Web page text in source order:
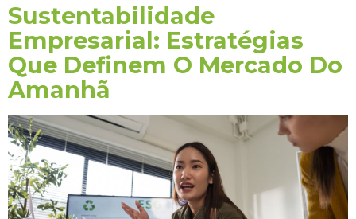
Sustentabilidade
Empresarial: Estratégias
Que Definem O Mercado Do
Amanhã